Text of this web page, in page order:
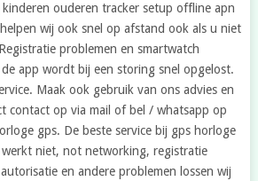
ouderen tracker setup offline apn
wij ook snel op afstand ook als u niet
problemen en smartwatch
app wordt bij een storing snel opgelost.
Maak ook gebruik van ons advies en
contact op via mail of bel / whatsapp op
gps. De beste service bij gps horloge
niet, not networking, registratie
en andere problemen lossen wij